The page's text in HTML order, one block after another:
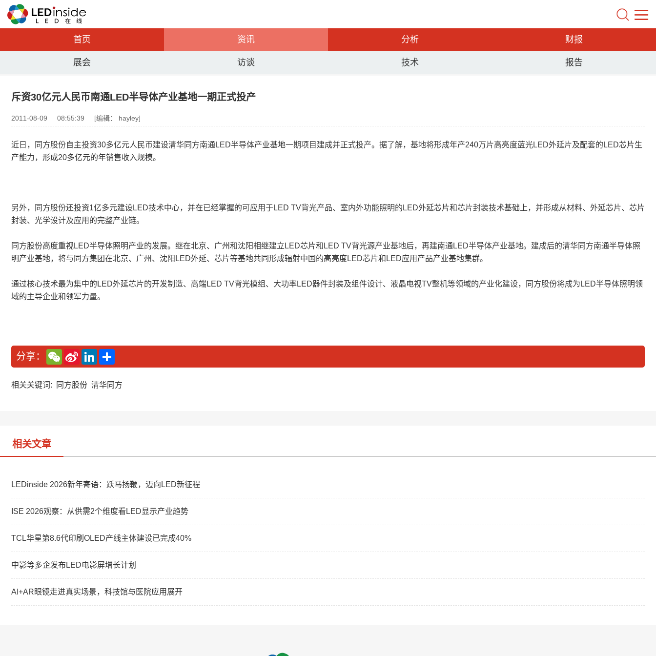
首页 资讯 分析 财报
展会 访谈 技术 报告
斥资30亿元人民币南通LED半导体产业基地一期正式投产
2011-08-09 08:55:39 [编辑： hayley]
近日，同方股份自主投资30多亿元人民币建设清华同方南通LED半导体产业基地一期项目建成并正式投产。据了解，基地将形成年产240万片高亮度蓝光LED外延片及配套的LED芯片生
产能力，形成20多亿元的年销售收入规模。
另外，同方股份还投资1亿多元建设LED技术中心，并在已经掌握的可应用于LED TV背光产品、室内外功能照明的LED外延芯片和芯片封装技术基础上，并形成从材料、外延芯片、芯片
封装、光学设计及应用的完整产业链。
同方股份高度重视LED半导体照明产业的发展。继在北京、广州和沈阳相继建立LED芯片和LED TV背光源产业基地后，再建南通LED半导体产业基地。建成后的清华同方南通半导体照
明产业基地，将与同方集团在北京、广州、沈阳LED外延、芯片等基地共同形成辐射中国的高亮度LED芯片和LED应用产品产业基地集群。
通过核心技术最为集中的LED外延芯片的开发制造、高端LED TV背光模组、大功率LED器件封装及组件设计、液晶电视TV整机等领域的产业化建设，同方股份将成为LED半导体照明领
域的主导企业和领军力量。
分享：
W
e
C
a
S
n
W
L
n
e
相关关键词: 同方股份 清华同方
相关文章
LEDinside 2026新年寄语：跃马扬鞭，迈向LED新征程
ISE 2026观察：从供需2个维度看LED显示产业趋势
TCL华星第8.6代印刷OLED产线主体建设已完成40%
中影等多企发布LED电影屏增长计划
AI+AR眼镜走进真实场景，科技馆与医院应用展开